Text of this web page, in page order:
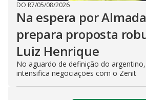
DO R7/05/08/2026
Na espera por
prepara proposta
Luiz Henrique
No aguardo de definição do
intensifica negociações com o Zenit